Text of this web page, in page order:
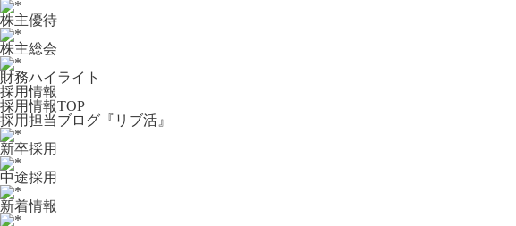
株主優待
株主総会
財務ハイライト
採用情報
採用情報TOP
採用担当ブログ『リブ活』
新卒採用
中途採用
新着情報